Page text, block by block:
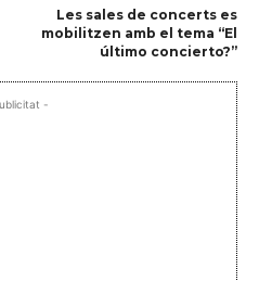
Les sales de concerts es
mobilitzen amb el tema “El
último concierto?”
-